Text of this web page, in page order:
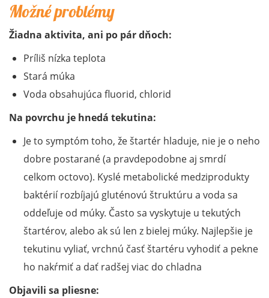
Možné problémy
Žiadna aktivita, ani po pár dňoch:
Príliš nízka teplota
Stará múka
Voda obsahujúca fluorid, chlorid
Na povrchu je hnedá tekutina:
Je to symptóm toho, že štartér hladuje, nie je o neho
dobre postarané (a pravdepodobne aj smrdí
celkom octovo). Kyslé metabolické medziprodukty
baktérií rozbíjajú gluténovú štruktúru a voda sa
oddeľuje od múky. Často sa vyskytuje u tekutých
štartérov, alebo ak sú len z bielej múky. Najlepšie je
tekutinu vyliať, vrchnú časť štartéru vyhodiť a pekne
ho nakŕmiť a dať radšej viac do chladna
Objavili sa pliesne: